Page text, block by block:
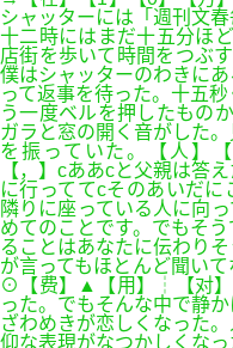
シャッターには「週刊文
十二時にはまだ十五分ほ
店街を歩いて時間をつぶ
僕はシャッターのわきに
って返事を待った。十五
う一度ベルを押したもの
ガラと窓の開く音がした
を振っていた。【人】
【，】cああcと父親は答
に行っててcそのあいだ
隣りに座っている人に向
めてのことです。でもそ
ることはあなたに伝わり
が言ってもほとんど聞い
⊙【费】▲【用】┆【对】
った。でもそんな中で静
ざわめきが恋しくなった
仰な表現がなつかしくな